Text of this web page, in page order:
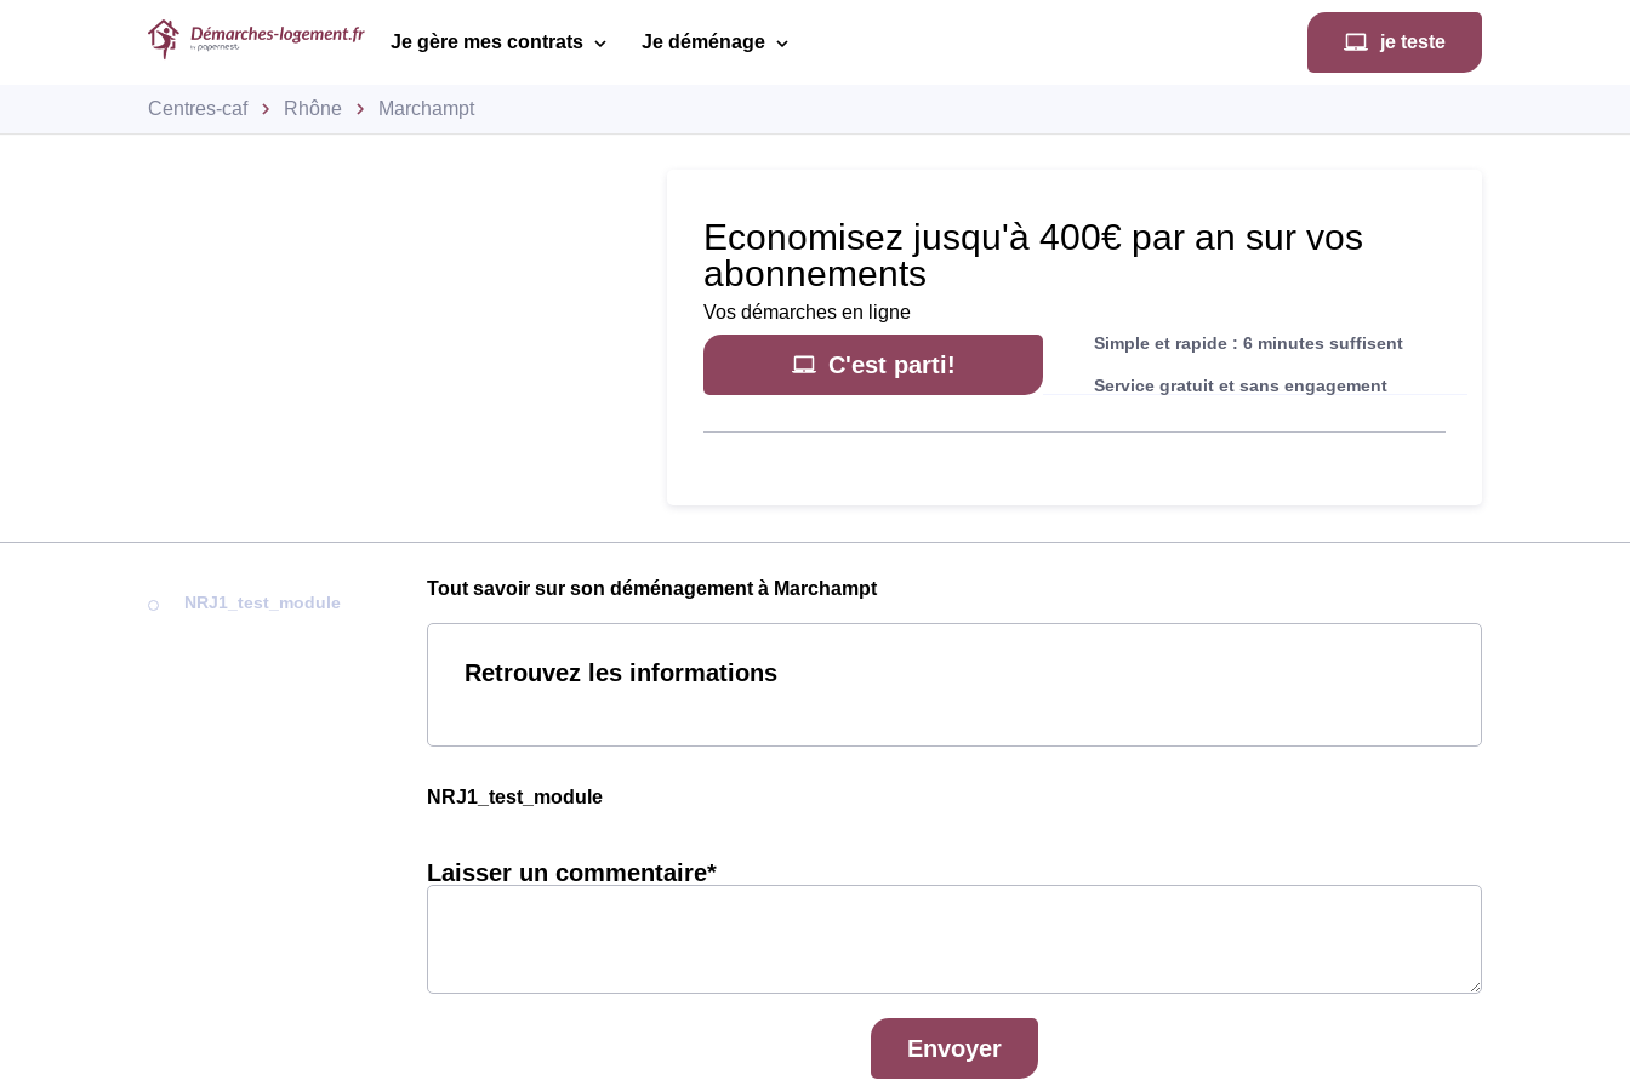
Je gère mes contrats Je déménage je teste
Centres-caf Rhône Marchampt
Economisez jusqu'à 400€ par an sur vos
abonnements
Vos démarches en ligne
C'est parti!
Simple et rapide : 6 minutes suffisent
Service gratuit et sans engagement
NRJ1_test_module
Tout savoir sur son déménagement à Marchampt
Retrouvez les informations
NRJ1_test_module
Laisser un commentaire*
Envoyer